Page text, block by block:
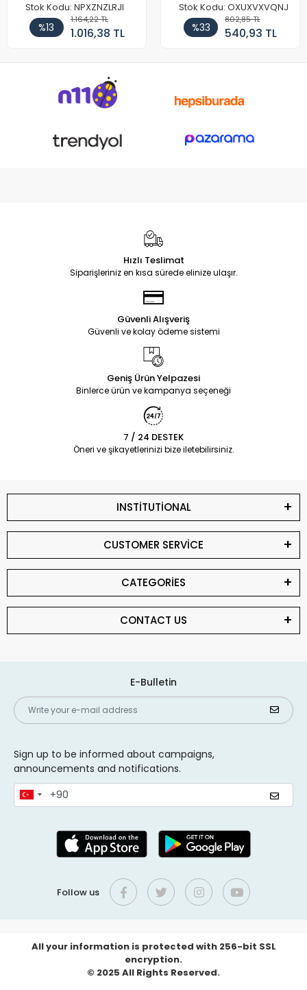
Stok Kodu: NPXZNZLRJI
%13
1.164,22 TL
1.016,38 TL
Stok Kodu: OXUXVXVQNJ
%33
802,85 TL
540,93 TL
Hızlı Teslimat
Siparişleriniz en kısa sürede elinize ulaşır.
Güvenli Alışveriş
Güvenli ve kolay ödeme sistemi
Geniş Ürün Yelpazesi
Binlerce ürün ve kampanya seçeneği
7 / 24 DESTEK
Öneri ve şikayetlerinizi bize iletebilirsiniz.
INSTİTUTİONAL
CUSTOMER SERVİCE
CATEGORİES
CONTACT US
E-Bulletin
Sign up to be informed about campaigns,
announcements and notifications.
Follow us
All your information is protected with 256-bit SSL
encryption.
© 2025 All Rights Reserved.